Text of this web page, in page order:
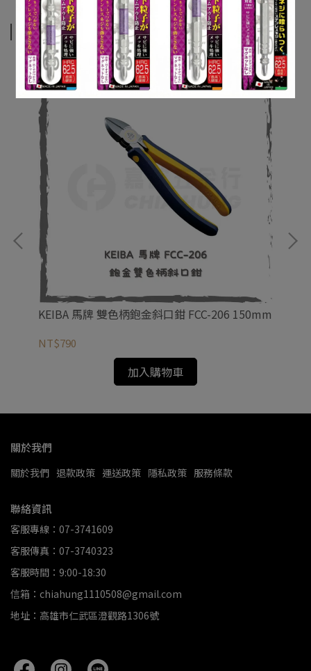
相關商品
KEIBA 馬牌 雙色柄鉋金斜口鉗 FCC-206 150mm
NT$790
加入購物車
關於我們
關於我們 退款政策 運送政策 隱私政策 服務條款
聯絡資訊
客服專線：07-3741609
客服傳真：07-3740323
客服時間：9:00-18:30
信箱：chiahung1110508@gmail.com
地址：高雄市仁武區澄觀路1306號